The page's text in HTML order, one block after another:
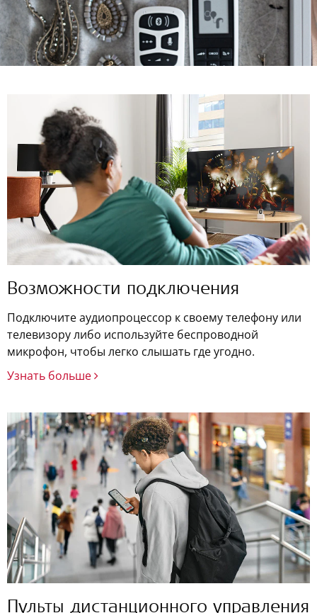
Возможности подключения
Подключите аудиопроцессор к своему телефону или
телевизору либо используйте беспроводной
микрофон, чтобы легко слышать где угодно.
Узнать больше
Пульты дистанционного управления